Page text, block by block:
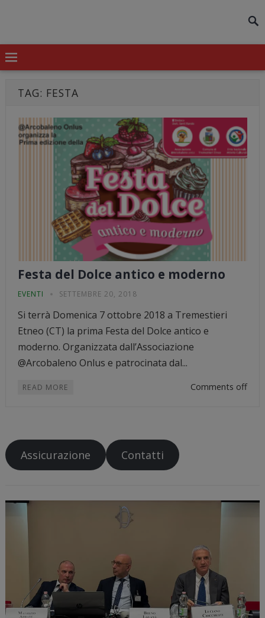
TAG: FESTA
Festa del Dolce antico e moderno
EVENTI SETTEMBRE 20, 2018
Si terrà Domenica 7 ottobre 2018 a Tremestieri
Etneo (CT) la prima Festa del Dolce antico e
moderno. Organizzata dall’Associazione
@Arcobaleno Onlus e patrocinata dal...
READ MORE Comments off
Assicurazione Contatti